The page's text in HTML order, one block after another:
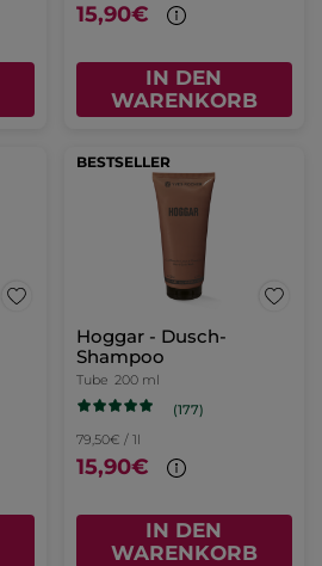
15,90€
IN DEN
WARENKORB
BESTSELLER
Hoggar - Dusch-
Shampoo
Tube 200 ml
(177)
79,50€ / 1l
15,90€
IN DEN
WARENKORB